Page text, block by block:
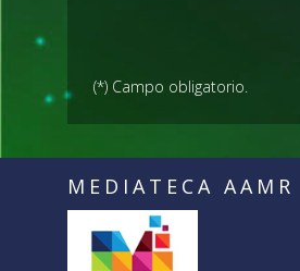
(*) Campo obligatorio.
MEDIATECA AAMR